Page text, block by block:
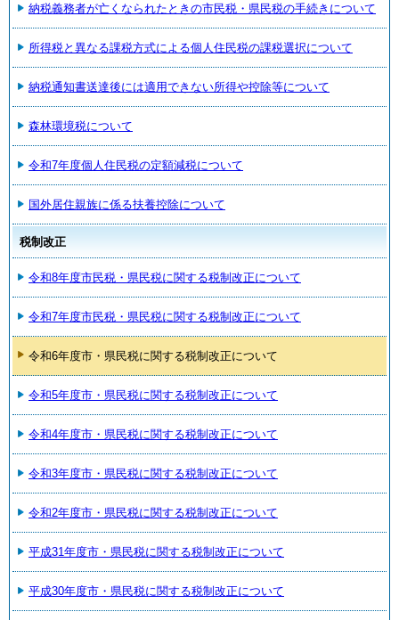
納税義務者が亡くなられたときの市民税・県民税の手続きについて
所得税と異なる課税方式による個人住民税の課税選択について
納税通知書送達後には適用できない所得や控除等について
森林環境税について
令和7年度個人住民税の定額減税について
国外居住親族に係る扶養控除について
税制改正
令和8年度市民税・県民税に関する税制改正について
令和7年度市民税・県民税に関する税制改正について
令和6年度市・県民税に関する税制改正について
令和5年度市・県民税に関する税制改正について
令和4年度市・県民税に関する税制改正について
令和3年度市・県民税に関する税制改正について
令和2年度市・県民税に関する税制改正について
平成31年度市・県民税に関する税制改正について
平成30年度市・県民税に関する税制改正について